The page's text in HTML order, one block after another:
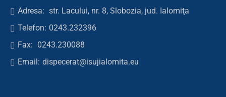
Adresa: str. Lacului, nr. 8, Slobozia, jud. Ialomiţa
Telefon: 0243.232396
Fax: 0243.230088
Email: dispecerat@isujialomita.eu